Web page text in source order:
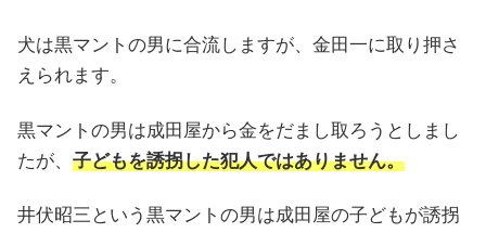
犬は黒マントの男に合流しますが、金田一に取り押さ
えられます。
黒マントの男は成田屋から金をだまし取ろうとしまし
たが、 子どもを誘拐した犯人ではありません。
井伏昭三という黒マントの男は成田屋の子どもが誘拐